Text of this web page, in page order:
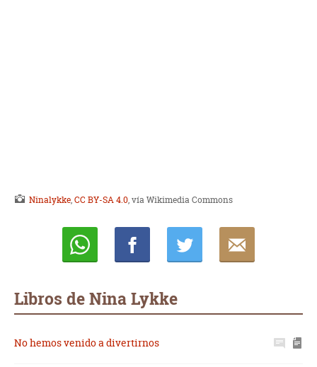
Ninalykke,CC BY-SA 4.0, vía Wikimedia Commons
Libros de Nina Lykke
No hemos venido a divertirnos